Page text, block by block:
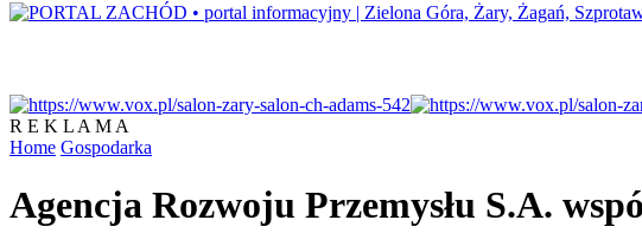
R E K L A M A
Home Gospodarka
Agencja Rozwoju Przemysłu S.A.